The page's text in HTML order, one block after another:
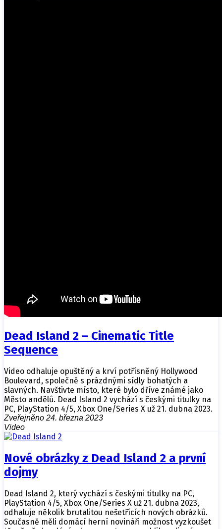
Dead Island 2 – Cinematic Title
Sequence
Video odhaluje opuštěný a krví potřísněný Hollywood
Boulevard, společně s prázdnými sídly bohatých a
slavných. Navštivte místo, které bylo dříve známé jako
Město andělů. Dead Island 2 vychází s českými titulky na
PC, PlayStation 4/5, Xbox One/Series X už 21. dubna 2023.
Zveřejněno 24. března 2023
Video
Nové obrázky z Dead Island 2 a první
dojmy
Dead Island 2, který vychází s českými titulky na PC,
PlayStation 4/5, Xbox One/Series X už 21. dubna 2023,
odhaluje několik brutalitou nešetřících nových obrázků.
Současně měli domácí herní novináři možnost vyzkoušet